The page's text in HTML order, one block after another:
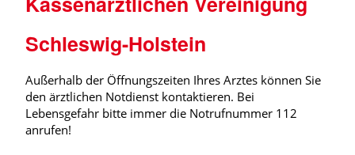
Schleswig-Holstein
Außerhalb der Öffnungszeiten Ihres Arztes können Sie
den ärztlichen Notdienst kontaktieren. Bei
Lebensgefahr bitte immer die Notrufnummer 112
anrufen!